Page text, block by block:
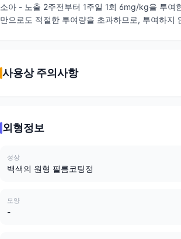
소아 - 노출 2주전부터 1주일 1회 6mg/kg을 투
만으로도 적절한 투여량을 초과하므로, 투여하지
사용상 주의사항
외형정보
성상
백색의 원형 필름코팅정
모양
-